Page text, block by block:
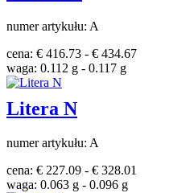
numer artykułu: A
cena: € 416.73 - € 434.67
waga: 0.112 g - 0.117 g
Litera N
numer artykułu: A
cena: € 227.09 - € 328.01
waga: 0.063 g - 0.096 g